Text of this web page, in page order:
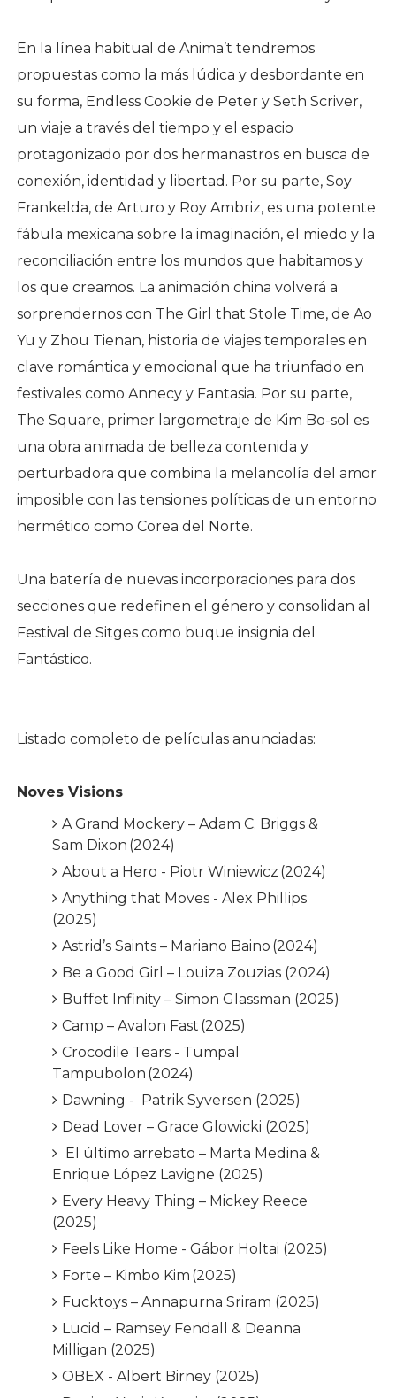
En la línea habitual de Anima’t tendremos
propuestas como la más lúdica y desbordante en
su forma, Endless Cookie de Peter y Seth Scriver,
un viaje a través del tiempo y el espacio
protagonizado por dos hermanastros en busca de
conexión, identidad y libertad. Por su parte, Soy
Frankelda, de Arturo y Roy Ambriz, es una potente
fábula mexicana sobre la imaginación, el miedo y la
reconciliación entre los mundos que habitamos y
los que creamos. La animación china volverá a
sorprendernos con The Girl that Stole Time, de Ao
Yu y Zhou Tienan, historia de viajes temporales en
clave romántica y emocional que ha triunfado en
festivales como Annecy y Fantasia. Por su parte,
The Square, primer largometraje de Kim Bo-sol es
una obra animada de belleza contenida y
perturbadora que combina la melancolía del amor
imposible con las tensiones políticas de un entorno
hermético como Corea del Norte.
Una batería de nuevas incorporaciones para dos
secciones que redefinen el género y consolidan al
Festival de Sitges como buque insignia del
Fantástico.
Listado completo de películas anunciadas:
Noves Visions
A Grand Mockery – Adam C. Briggs &
Sam Dixon (2024)
About a Hero - Piotr Winiewicz (2024)
Anything that Moves - Alex Phillips
(2025)
Astrid’s Saints – Mariano Baino (2024)
Be a Good Girl – Louiza Zouzias (2024)
Buffet Infinity – Simon Glassman (2025)
Camp – Avalon Fast (2025)
Crocodile Tears - Tumpal
Tampubolon (2024)
Dawning - Patrik Syversen (2025)
Dead Lover – Grace Glowicki (2025)
El último arrebato – Marta Medina &
Enrique López Lavigne (2025)
Every Heavy Thing – Mickey Reece
(2025)
Feels Like Home - Gábor Holtai (2025)
Forte – Kimbo Kim (2025)
Fucktoys – Annapurna Sriram (2025)
Lucid – Ramsey Fendall & Deanna
Milligan (2025)
OBEX - Albert Birney (2025)